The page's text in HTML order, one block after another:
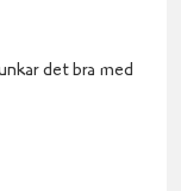
det bra med